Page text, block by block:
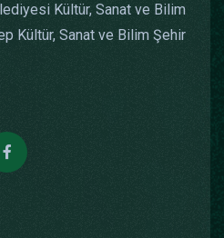
Kültür, Sanat ve Bilim
Kültür, Sanat ve Bilim Şehir